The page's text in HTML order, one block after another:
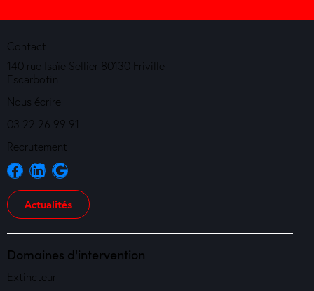
Contact
140 rue Isaïe Sellier 80130 Friville
Escarbotin-
Nous écrire
03 22 26 99 91
Recrutement
Actualités
Domaines d'intervention
Extincteur